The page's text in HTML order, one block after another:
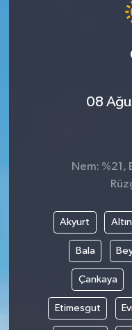
08
Nem: %21,
Akyurt
Bala
Çankaya
Etimesgut